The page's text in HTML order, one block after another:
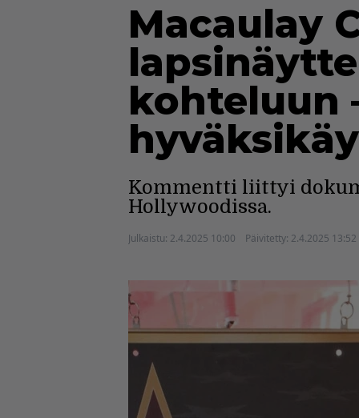
Macaulay
kohteluun
Kommentti liittyi
Hollywoodissa.
Julkaistu: 2.4.2025 10:00 Päivitetty: 2.4.2025 13:52